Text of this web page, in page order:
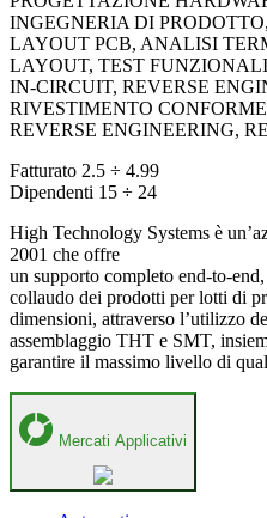
INGEGNERIA DI
LAYOUT PCB, ANALISI
LAYOUT, TEST
IN-CIRCUIT, REVERSE
RIVESTIMENTO
REVERSE ENGINEERING,
Fatturato 2.5 ÷ 4.99
Dipendenti 15 ÷ 24
High Technology Systems è
2001 che offre
un supporto completo end-to-
collaudo dei prodotti per lotti di
dimensioni, attraverso l’utilizzo
assemblaggio THT e SMT,
garantire il massimo livello di
Mercati Applicativi